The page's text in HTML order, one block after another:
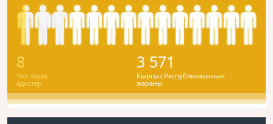
8
Чет элдик
адистер
3 571
Кыргыз Республикасынын
жараны